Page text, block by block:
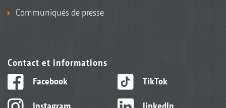
Communiqués de presse
Contact et informations
Facebook
Instagram
TikTok
linkedIn